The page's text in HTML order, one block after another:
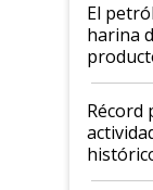
El
harina
el agro
diez
récord
Récord